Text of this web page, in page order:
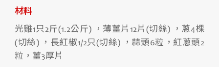
材料
光雞1只2斤(1.2公斤) ，薄薑片12片(切絲) ，蔥4棵
(切絲) ，長紅椒1/2只(切絲) ，蒜頭6粒，紅蔥頭2
粒，薑3厚片